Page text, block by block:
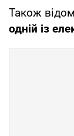
Також
одній із